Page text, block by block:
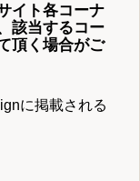
イト各コーナ
該当するコー
頂く場合がご
に掲載される